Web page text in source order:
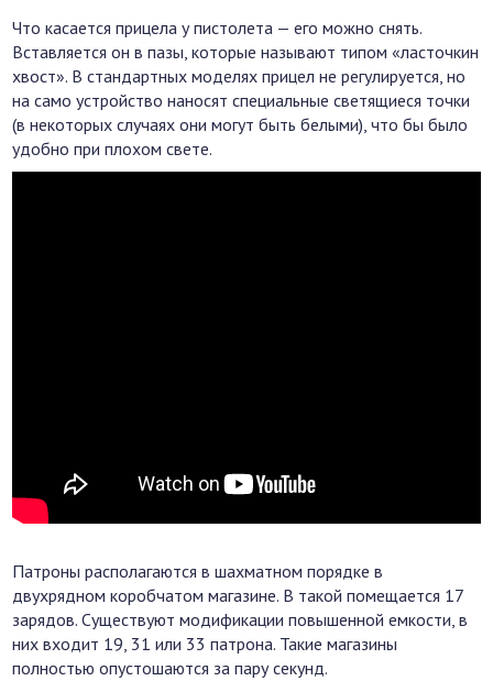
Что касается прицела у пистолета — его можно снять.
Вставляется он в пазы, которые называют типом «ласточкин
хвост». В стандартных моделях прицел не регулируется, но
на само устройство наносят специальные светящиеся точки
(в некоторых случаях они могут быть белыми), что бы было
удобно при плохом свете.
Патроны располагаются в шахматном порядке в
двухрядном коробчатом магазине. В такой помещается 17
зарядов. Существуют модификации повышенной емкости, в
них входит 19, 31 или 33 патрона. Такие магазины
полностью опустошаются за пару секунд.